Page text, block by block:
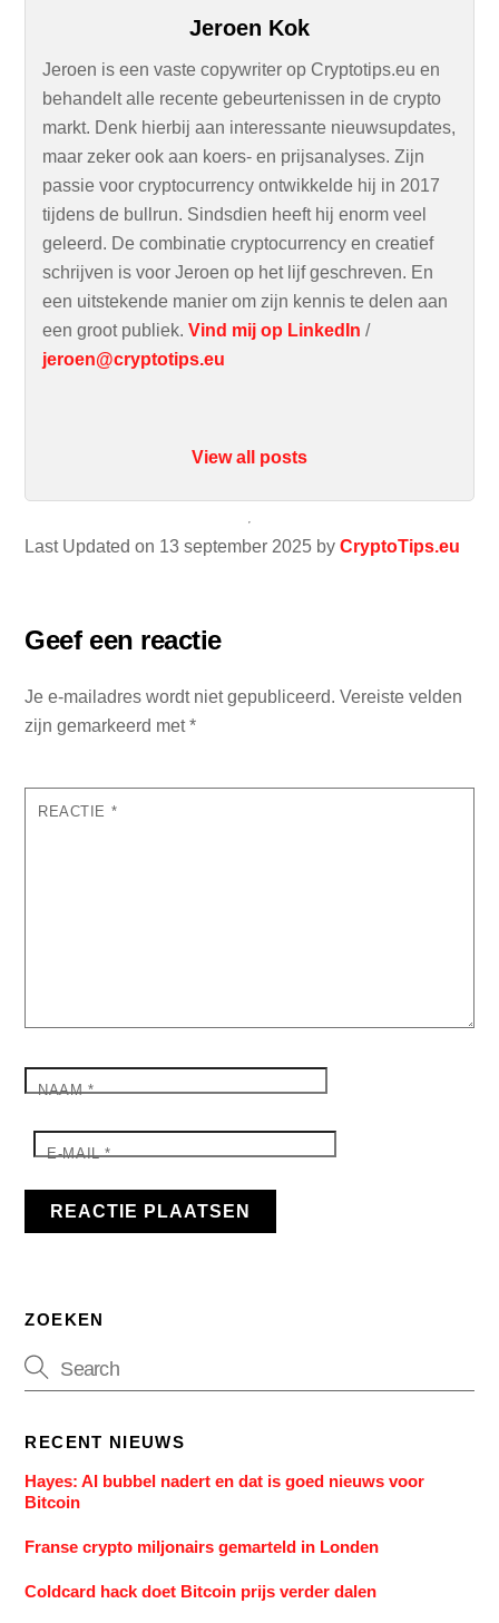
Last Updated on 13 september 2025 byCryptoTips.eu
Jeroen Kok
Jeroen is een vaste copywriter op Cryptotips.eu en
behandelt alle recente gebeurtenissen in de crypto
markt. Denk hierbij aan interessante nieuwsupdates,
maar zeker ook aan koers- en prijsanalyses. Zijn
passie voor cryptocurrency ontwikkelde hij in 2017
tijdens de bullrun. Sindsdien heeft hij enorm veel
geleerd. De combinatie cryptocurrency en creatief
schrijven is voor Jeroen op het lijf geschreven. En
een uitstekende manier om zijn kennis te delen aan
een groot publiek.Vind mij op LinkedIn /
jeroen@cryptotips.eu
View all posts
Geef een reactie
Je e-mailadres wordt niet gepubliceerd. Vereiste velden
zijn gemarkeerd met*
REACTIE *
NAAM*
E-MAIL*
ZOEKEN
RECENT NIEUWS
Hayes: AI bubbel nadert en dat is goed nieuws voor
Bitcoin
Franse crypto miljonairs gemarteld in Londen
Coldcard hack doet Bitcoin prijs verder dalen